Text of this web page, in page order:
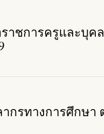
าชการครูและบุค
กรทางการศึกษา